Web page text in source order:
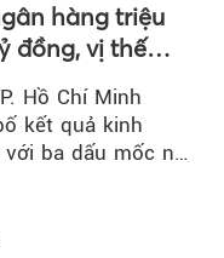
hàng triệu
đồng, vị thế
tế
Hồ Chí Minh
kết quả kinh
ba dấu mốc nổi